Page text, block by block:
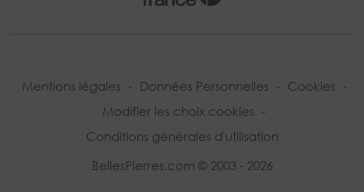
Mentions légales - Données Personnelles - Cookies -
Modifier les choix cookies -
Conditions générales d'utilisation
BellesPierres.com © 2003 - 2026